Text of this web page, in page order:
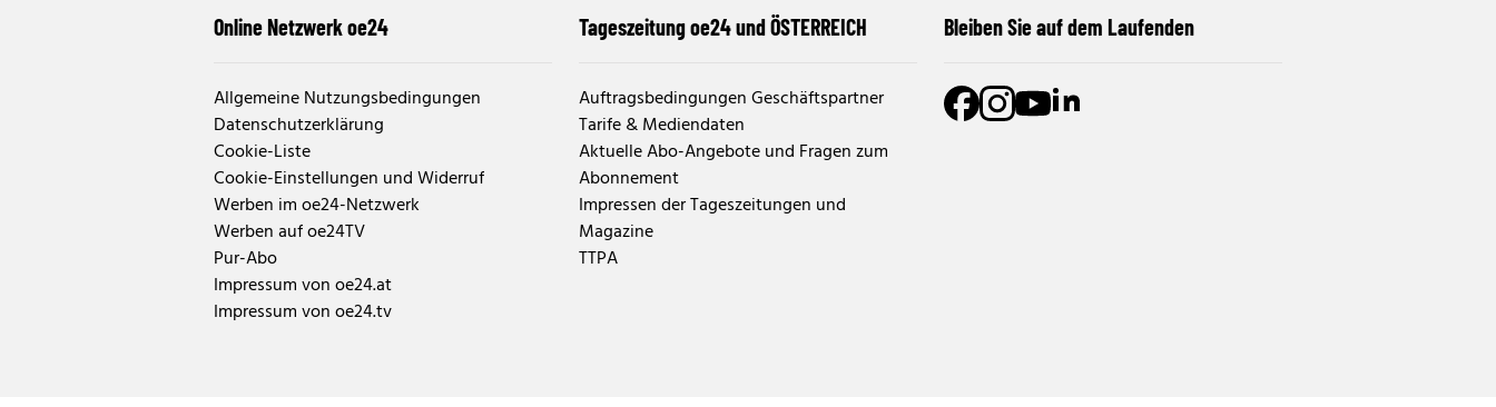
Online Netzwerk oe24
Allgemeine Nutzungsbedingungen
Datenschutzerklärung
Cookie-Liste
Cookie-Einstellungen und Widerruf
Werben im oe24-Netzwerk
Werben auf oe24TV
Pur-Abo
Impressum von oe24.at
Impressum von oe24.tv
Tageszeitung oe24 und ÖSTERREICH
Auftragsbedingungen Geschäftspartner
Tarife & Mediendaten
Aktuelle Abo-Angebote und Fragen zum
Abonnement
Impressen der Tageszeitungen und
Magazine
TTPA
Bleiben Sie auf dem Laufenden